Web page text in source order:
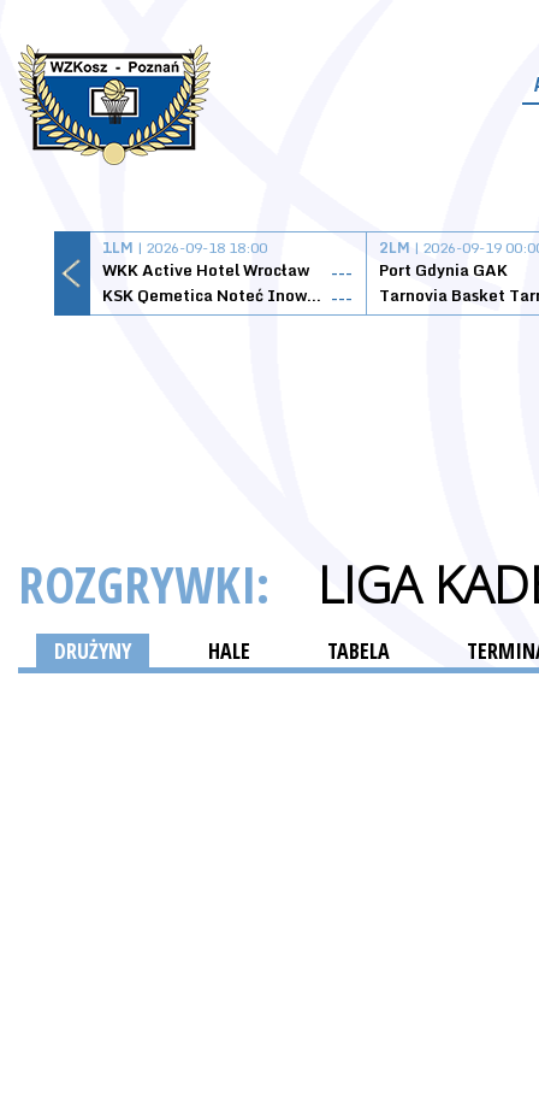
1LM | 2026-09-18 18:00
WKK Active Hotel Wrocław
---
KSK Qemetica Noteć Inowrocław ---
2LM | 2026-09-19
Port Gdynia GAK
ROZGRYWKI: LIGA
DRUŻYNY HALE TABELA